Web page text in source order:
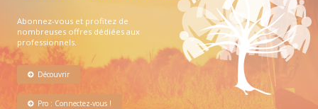
Abonnez-vous et profitez de
nombreuses offres dédiées aux
professionnels.
Découvrir
Pro : Connectez-vous !